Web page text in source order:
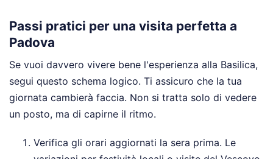
Passi pratici per una visita perfetta a
Padova
Se vuoi davvero vivere bene l'esperienza alla Basilica,
segui questo schema logico. Ti assicuro che la tua
giornata cambierà faccia. Non si tratta solo di vedere
un posto, ma di capirne il ritmo.
Verifica gli orari aggiornati la sera prima. Le